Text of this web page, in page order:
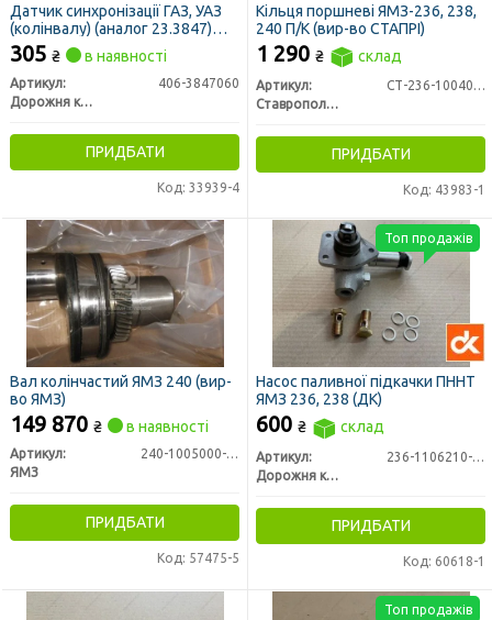
Датчик синхронізації ГАЗ, УАЗ
(колінвалу) (аналог 23.3847)
<ДК>
305 ₴ в наявності
Артикул:
406-3847060
Дорожня карта
ПРИДБАТИ
Код: 33939-4
Кільця поршневі ЯМЗ-236, 238,
240 П/К (вир-во СТАПРІ)
1 290 ₴ склад
Артикул:
СТ-236-1004002-А4
Ставропольский Завод Поршневых Колец
ПРИДБАТИ
Код: 43983-1
Вал колінчастий ЯМЗ 240 (вир-
во ЯМЗ)
149 870 ₴ в наявності
Артикул:
240-1005000-А2
ЯМЗ
ПРИДБАТИ
Код: 57475-5
Насос паливної підкачки ПННТ
ЯМЗ 236, 238 (ДК)
600 ₴ склад
Артикул:
236-1106210-А2
Дорожня карта
ПРИДБАТИ
Код: 60618-1
Топ продажів
Топ продажів